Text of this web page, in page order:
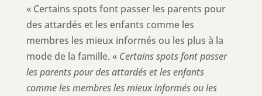
« Certains spots font passer les parents pour
des attardés et les enfants comme les
membres les mieux informés ou les plus à la
mode de la famille. « Certains spots font passer
les parents pour des attardés et les enfants
comme les membres les mieux informés ou les